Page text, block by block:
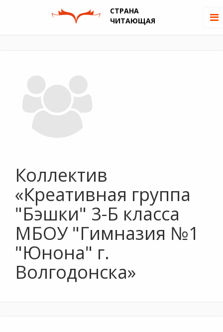
СТРАНА
ЧИТАЮЩАЯ
Коллектив
«Креативная группа
"Бэшки" 3-Б класса
МБОУ "Гимназия №1
"Юнона" г.
Волгодонска»